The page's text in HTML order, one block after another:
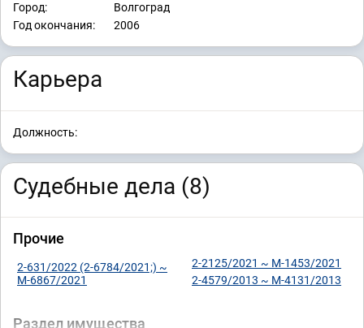
Город:
Волгоград
Год окончания:
2006
Карьера
Должность:
Судебные дела (8)
Прочие
2-631/2022 (2-6784/2021;) ~
М-6867/2021
2-2125/2021 ~ М-1453/2021
2-4579/2013 ~ М-4131/2013
Раздел имущества